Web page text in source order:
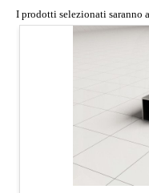
I prodotti selezionati saranno